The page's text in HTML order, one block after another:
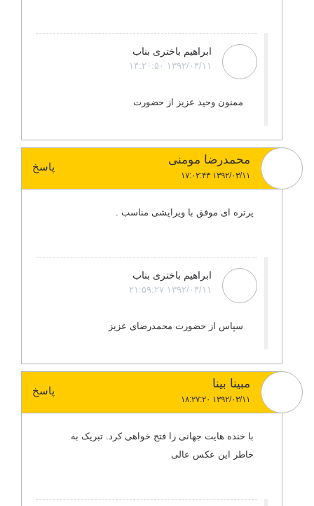
ابراهیم باختری بناب
۱۳۹۲/۰۳/۱۱ ۱۴:۲۰:۵۰
ممنون وحید عزیز از حضورت
محمدرضا مومنی
۱۳۹۲/۰۳/۱۱ ۱۷:۰۲:۴۳
پاسخ
پرتره ای موفق با ویرایشی مناسب .
ابراهیم باختری بناب
۱۳۹۲/۰۳/۱۱ ۲۱:۵۹:۲۷
سپاس از حضورت محمدرضای عزیز
مبینا بینا
۱۳۹۲/۰۳/۱۱ ۱۸:۲۷:۲۰
پاسخ
با خنده هایت جهانی را فتح خواهی کرد. تبریک به
خاطر این عکس عالی